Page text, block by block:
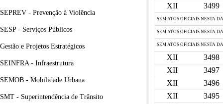
SEPREV - Prevenção à Violência
SESP - Serviços Públicos
Gestão e Projetos Estratégicos
SEINFRA - Infraestrutura
SEMOB - Mobilidade Urbana
SMT - Superintendência de Trânsito
XII
3499
SEM ATOS OFICIAIS NESTA
SEM ATOS OFICIAIS NESTA
SEM ATOS OFICIAIS NESTA
XII
3498
XII
3497
XII
3496
XII
3495